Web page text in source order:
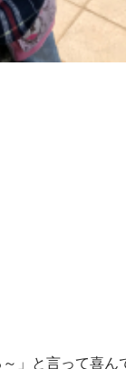
」と言って喜ん